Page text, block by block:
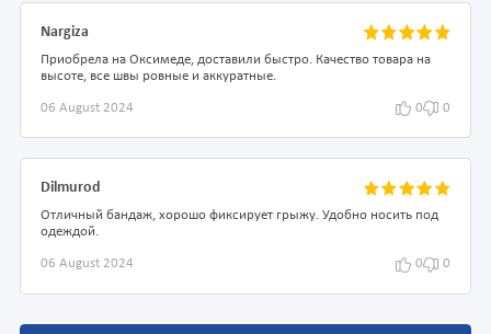
Nargiza
Приобрела на Оксимеде, доставили быстро. Качество товара на
высоте, все швы ровные и аккуратные.
06 August 2024 0 0
Dilmurod
Отличный бандаж, хорошо фиксирует грыжу. Удобно носить под
одеждой.
06 August 2024 0 0